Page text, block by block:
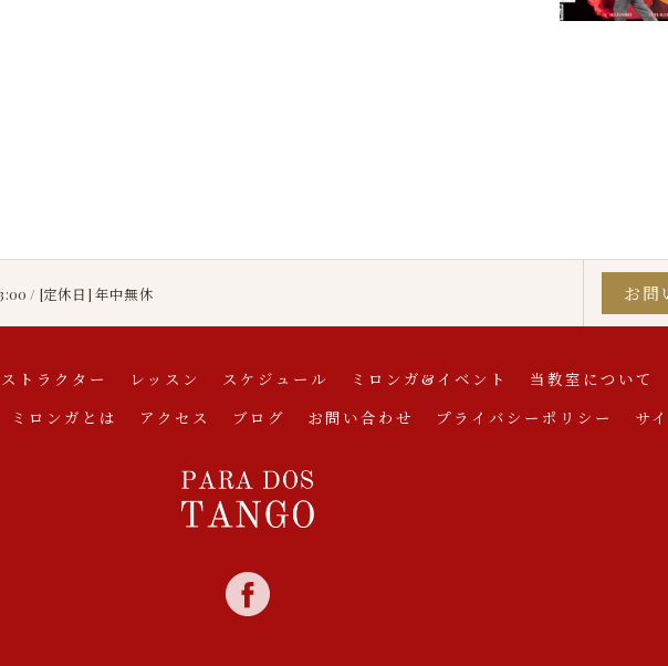
/ [定休日] 年中無休 お問
トラクター レッスン スケジュール ミロンガ&イベント 当教室について
ミロンガとは アクセス ブログ お問い合わせ プライバシーポリシー サ